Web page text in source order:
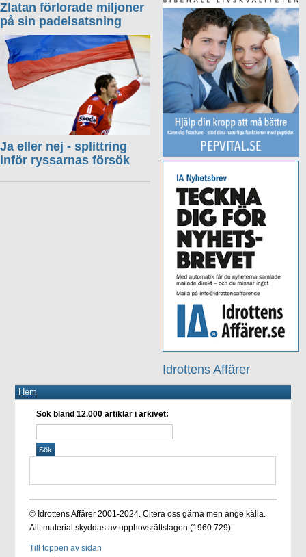
Idrottens Affärer
Zlatan förlorade miljoner
på sin padelsatsning
Ja eller nej - splittring
inför ryssarnas försök
Hem
Sök bland 12.000 artiklar i arkivet:
© Idrottens Affärer 2001-2024. Citera oss gärna men ange källa.
Allt material skyddas av upphovsrättslagen (1960:729).
Till toppen av sidan